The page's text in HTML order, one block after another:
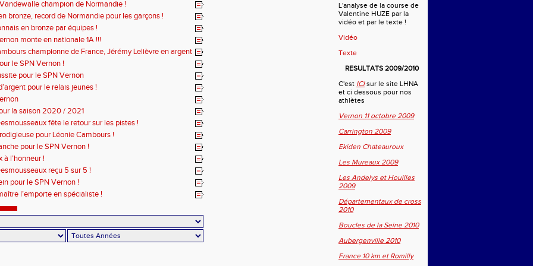
champion de Normandie !
bronze, record de Normandie pour les garçons !
en bronze par équipes !
monte en nationale 1A !!!
championne de France, Jérémy Lelièvre en argent
le SPN Vernon !
pour le SPN Vernon
pour le relais jeunes !
la saison 2020 / 2021
fête le retour sur les pistes !
pour Léonie Cambours !
pour le SPN Vernon !
à l’honneur !
reçu 5 sur 5 !
pour le SPN Vernon !
l’emporte en spécialiste !
L'analyse de la course de
Valentine HUZE par la
vidéo et par le texte !
Vidéo
Texte
RESULTATS 2009/2010
C'est ICIsur le site LHNA
et ci dessous pour nos
athlètes
Vernon 11 octobre 2009
Carrington 2009
Ekiden Chateauroux
Les Mureaux 2009
Les Andelys et Houilles
2009
Départementaux de cross
2010
Boucles de la Seine 2010
Aubergenville 2010
France 10 km et Romilly